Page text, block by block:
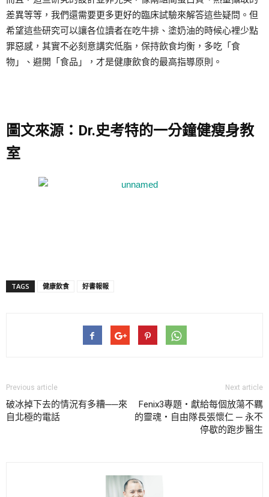
差異等等，我們還需要更多更好的臨床試驗來解答這些疑問。但
希望這些研究可以讓各位讀者在吃牛排、塗奶油的時候心裡少點
罪惡感，其實不必刻意講究低脂，保持飲食均衡，多吃「食
物」、避開「食品」，才是健康飲食的最高指導原則。
圖文來源：Dr.史考特的一分鐘健瘦身教
室
TAGS 健康飲食 好書報報
Previous article
破冰掉下去的情況有多糟──來
自北極的電話
Next article
Fenix3專題・獻給每個放蕩不羈
的靈魂・自由隊長張懷仁 ─ 永不
停歇的跑步醫生